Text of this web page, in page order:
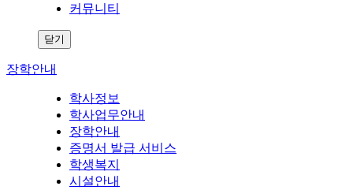
커뮤니티
닫기
장학안내
학사정보
학사업무안내
장학안내
증명서 발급 서비스
학생복지
시설안내